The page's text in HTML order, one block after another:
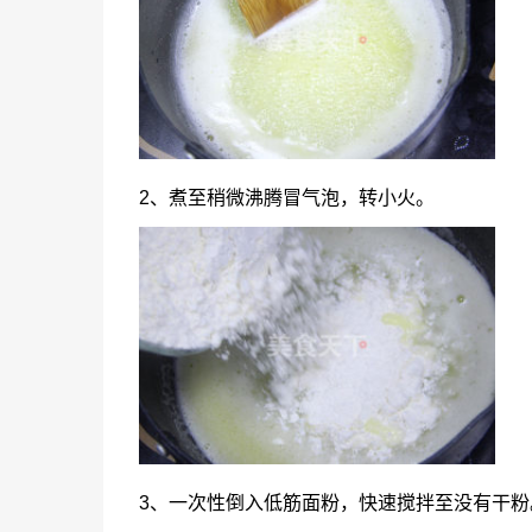
2、煮至稍微沸腾冒气泡，转小火。
3、一次性倒入低筋面粉，快速搅拌至没有干